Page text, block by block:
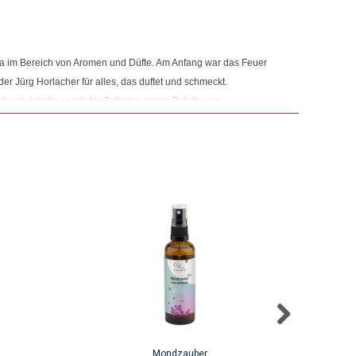
Kriterium entsprechen:
gekauft haben, dürfen eine Rezension abgeben.
Bereich von Aromen und Düfte. Am Anfang war das Feuer
Jürg Horlacher für alles, das duftet und schmeckt.
entwickelte er mit der Zeit eine ganze Palette von
auf ihre natürlichen Produkte, die Wohlbefinden, Gesundheit
Mondzauber